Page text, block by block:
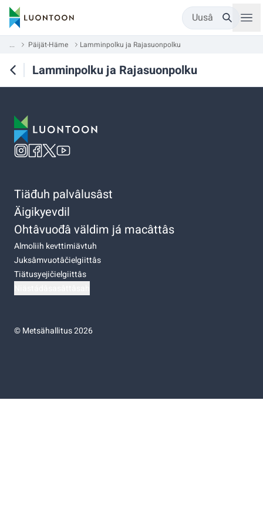
Uusâ
... Päijät-Häme Lamminpolku ja Rajasuonpolku
Lamminpolku ja Rajasuonpolku
Tiäđuh palvâlusâst
Äigikyevdil
Ohtâvuođâ väldim já macâttâs
Almoliih kevttimiävtuh
Juksâmvuotâčielgiittâs
Tiätusyejičielgiittâs
©Metsähallitus 2026